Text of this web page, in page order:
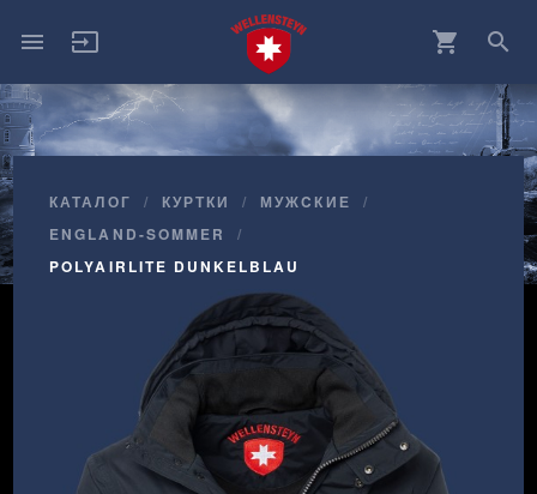
menu search
shopping_cart
input
КАТАЛОГ КУРТКИ
МУЖCКИЕ
ENGLAND-SOMMER
POLYAIRLITE DUNKELBLAU